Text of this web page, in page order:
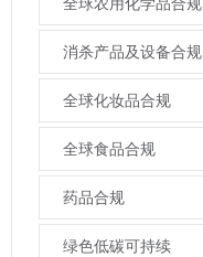
消杀产品及设备合规
全球化妆品合规
全球食品合规
药品合规
绿色低碳可持续